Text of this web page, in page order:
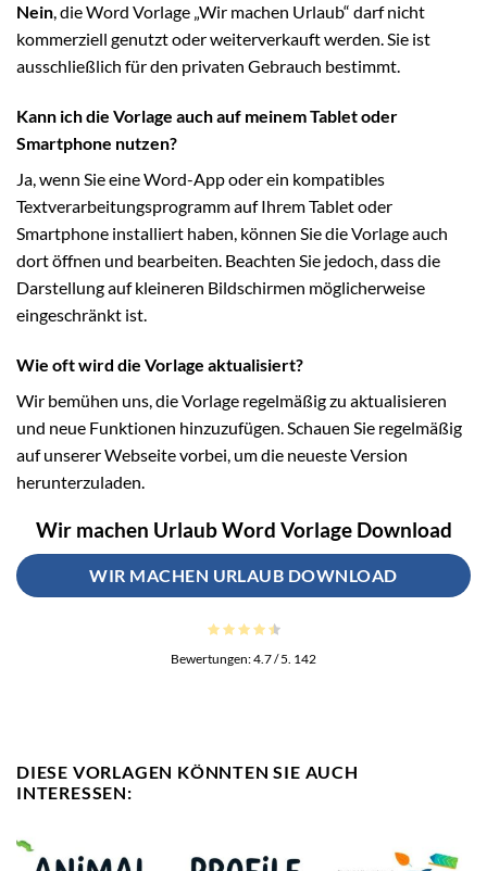
Nein, die Word Vorlage „Wir machen Urlaub“ darf nicht
kommerziell genutzt oder weiterverkauft werden. Sie ist
ausschließlich für den privaten Gebrauch bestimmt.
Kann ich die Vorlage auch auf meinem Tablet oder
Smartphone nutzen?
Ja, wenn Sie eine Word-App oder ein kompatibles
Textverarbeitungsprogramm auf Ihrem Tablet oder
Smartphone installiert haben, können Sie die Vorlage auch
dort öffnen und bearbeiten. Beachten Sie jedoch, dass die
Darstellung auf kleineren Bildschirmen möglicherweise
eingeschränkt ist.
Wie oft wird die Vorlage aktualisiert?
Wir bemühen uns, die Vorlage regelmäßig zu aktualisieren
und neue Funktionen hinzuzufügen. Schauen Sie regelmäßig
auf unserer Webseite vorbei, um die neueste Version
herunterzuladen.
Wir machen Urlaub Word Vorlage Download
WIR MACHEN URLAUB DOWNLOAD
Bewertungen:4.7/ 5. 142
DIESE VORLAGEN KÖNNTEN SIE AUCH
INTERESSEN: